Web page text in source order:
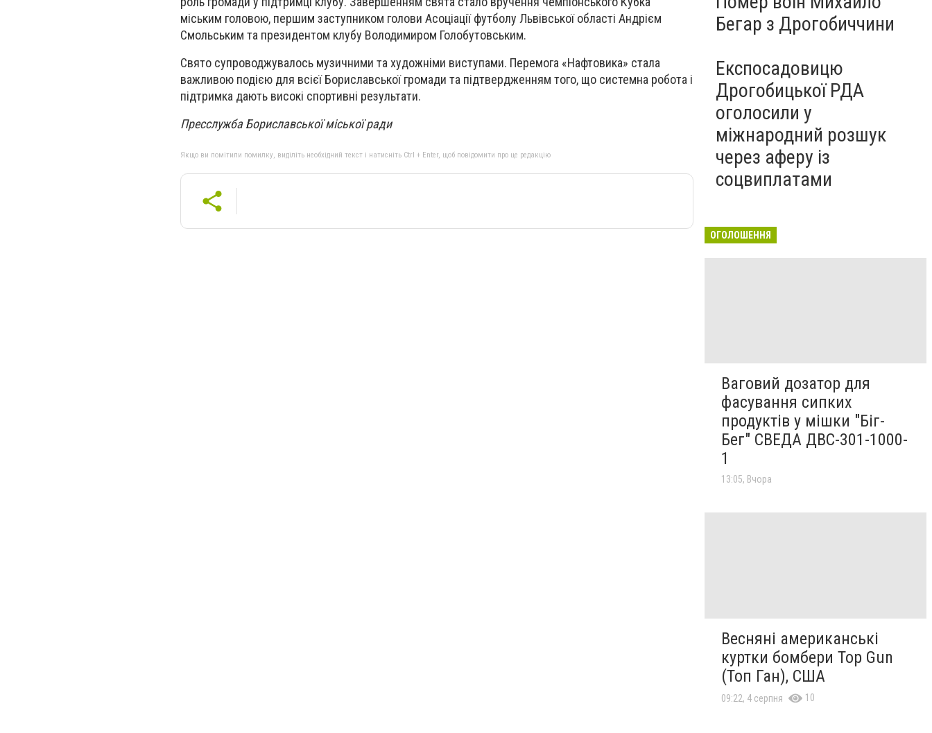
міським головою, першим заступником голови Асоціації футболу Львівської області Андрієм
Смольським та президентом клубу Володимиром Голобутовським.
Свято супроводжувалось музичними та художніми виступами. Перемога «Нафтовика» стала
важливою подією для всієї Бориславської громади та підтвердженням того, що системна робота і
підтримка дають високі спортивні результати.
Пресслужба Бориславської міської ради
Якщо ви помітили помилку, виділіть необхідний текст і натисніть Ctrl + Enter, щоб повідомити про це редакцію
Бегар з Дрогобиччини
Експосадовицю
Дрогобицької РДА
оголосили у
міжнародний розшук
через аферу із
соцвиплатами
ОГОЛОШЕННЯ
Ваговий дозатор для
фасування сипких
продуктів у мішки "Біг-
Бег" СВЕДА ДВС-301-1000-
1
13:05, Вчора
Весняні американські
куртки бомбери Top Gun
(Топ Ган), США
09:22, 4 серпня 10